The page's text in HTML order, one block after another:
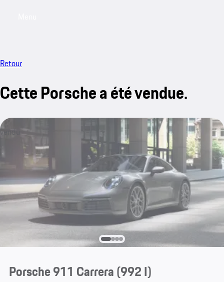
Retour
Cette Porsche a été vendue.
vendu
Porsche 911 Carrera(992 I)